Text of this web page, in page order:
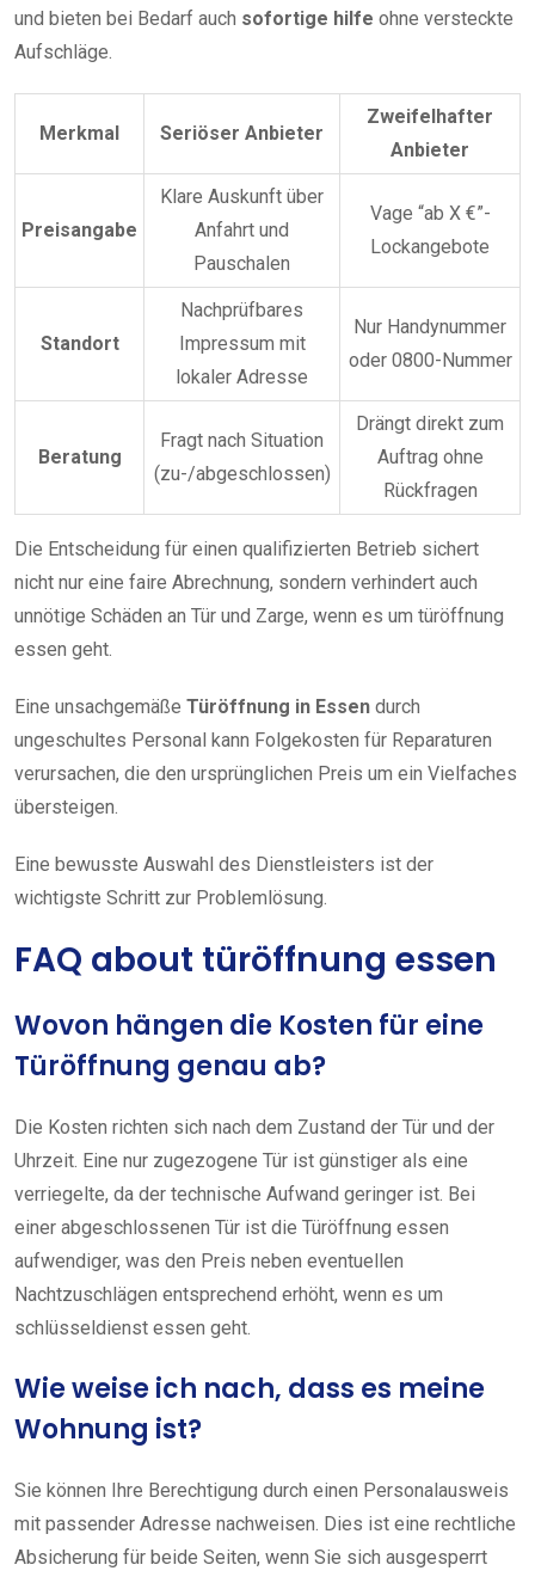
und bieten bei Bedarf auch sofortige hilfe ohne versteckte
Aufschläge.
Merkmal Seriöser Anbieter
Zweifelhafter
Anbieter
Preisangabe
Klare Auskunft über
Anfahrt und
Pauschalen
Vage “ab X €”-
Lockangebote
Standort
Nachprüfbares
Impressum mit
lokaler Adresse
Nur Handynummer
oder 0800-Nummer
Beratung
Fragt nach Situation
(zu-/abgeschlossen)
Drängt direkt zum
Auftrag ohne
Rückfragen
Die Entscheidung für einen qualifizierten Betrieb sichert
nicht nur eine faire Abrechnung, sondern verhindert auch
unnötige Schäden an Tür und Zarge, wenn es um türöffnung
essen geht.
Eine unsachgemäße Türöffnung in Essen durch
ungeschultes Personal kann Folgekosten für Reparaturen
verursachen, die den ursprünglichen Preis um ein Vielfaches
übersteigen.
Eine bewusste Auswahl des Dienstleisters ist der
wichtigste Schritt zur Problemlösung.
FAQ about türöffnung essen
Wovon hängen die Kosten für eine
Türöffnung genau ab?
Die Kosten richten sich nach dem Zustand der Tür und der
Uhrzeit. Eine nur zugezogene Tür ist günstiger als eine
verriegelte, da der technische Aufwand geringer ist. Bei
einer abgeschlossenen Tür ist die Türöffnung essen
aufwendiger, was den Preis neben eventuellen
Nachtzuschlägen entsprechend erhöht, wenn es um
schlüsseldienst essen geht.
Wie weise ich nach, dass es meine
Wohnung ist?
Sie können Ihre Berechtigung durch einen Personalausweis
mit passender Adresse nachweisen. Dies ist eine rechtliche
Absicherung für beide Seiten, wenn Sie sich ausgesperrt